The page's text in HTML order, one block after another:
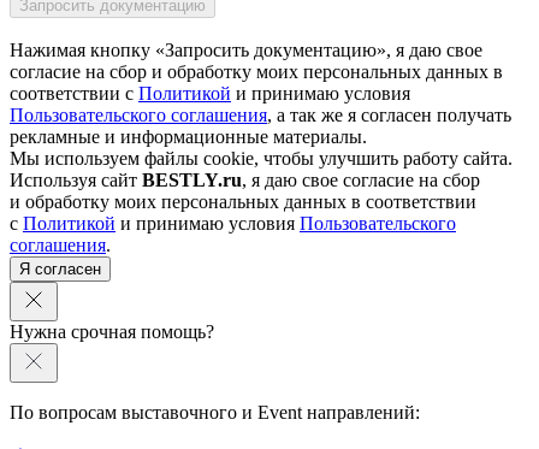
Нажимая кнопку «Запросить документацию», я даю свое
согласие на сбор и обработку моих персональных данных в
соответствии с Политикой и принимаю условия
Пользовательского соглашения, а так же я согласен получать
рекламные и информационные материалы.
Мы используем файлы cookie, чтобы улучшить работу сайта.
Используя сайт BESTLY.ru, я даю свое согласие на сбор
и обработку моих персональных данных в соответствии
с Политикой и принимаю условия Пользовательского
соглашения.
Я согласен
Нужна срочная помощь?
По вопросам выставочного и Event направлений: